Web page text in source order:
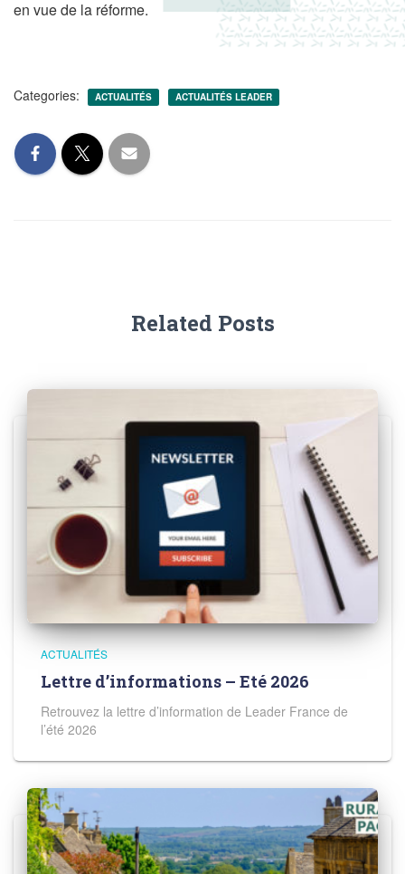
en vue de la réforme.
Categories: ACTUALITÉS ACTUALITÉS LEADER
Related Posts
ACTUALITÉS
Lettre d’informations – Eté 2026
Retrouvez la lettre d’information de Leader France de
l’été 2026